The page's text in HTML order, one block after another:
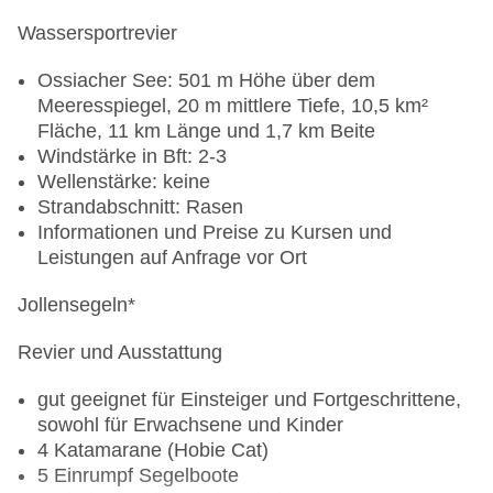
Wasserstationen im Club auf
nach vorheriger Absprache mit dem Club und je
nach regionalen Möglichkeiten (E-Mail:
kueche.landskron@robinson.com)
Schulferienzeiten von 10.00 - 21.00 Uhr an 6
Tagen die Woche
Altersgruppen: 7 - 9 Jahre und 10 - 12 Jahre
Sprachen: Deutsch und Englisch
ROBS (13 - 17 Jahre)2
Stundenweise Programme in den Haupt-
Altersgruppen: 13 - 14 Jahre und 15 - 17 Jahre
Volleyball, Wasserball etc.) speziell für
Jugendliche
Sprachen: Deutsch und Englisch
Kindereinrichtungen/-Ausstattungen
Wassersportrevier
Ossiacher See: 501 m Höhe über dem
Meeresspiegel, 20 m mittlere Tiefe, 10,5 km²
Fläche, 11 km Länge und 1,7 km Beite
Windstärke in Bft: 2-3
Wellenstärke: keine
Strandabschnitt: Rasen
Informationen und Preise zu Kursen und
Leistungen auf Anfrage vor Ort
Jollensegeln*
Revier und Ausstattung
gut geeignet für Einsteiger und Fortgeschrittene,
sowohl für Erwachsene und Kinder
4 Katamarane (Hobie Cat)
5 Einrumpf Segelboote